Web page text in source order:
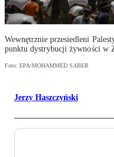
Wewnętrznie przesiedleni
punktu dystrybucji żywności w
Foto: EPA/MOHAMMED SABER
Jerzy Haszczyński